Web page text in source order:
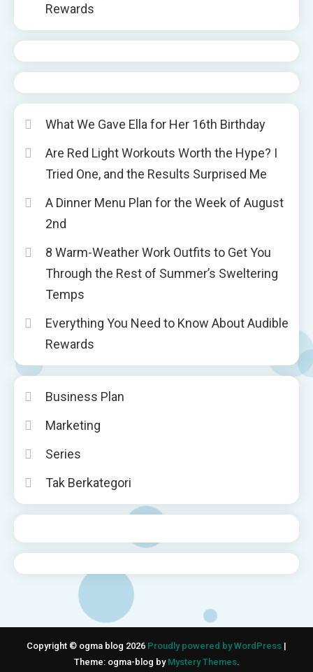
Rewards
What We Gave Ella for Her 16th Birthday
Are Red Light Workouts Worth the Hype? I
Tried One, and the Results Surprised Me
A Dinner Menu Plan for the Week of August
2nd
8 Warm-Weather Work Outfits to Get You
Through the Rest of Summer’s Sweltering
Temps
Everything You Need to Know About Audible
Rewards
Business Plan
Marketing
Series
Tak Berkategori
Copyright © ogma blog 2026 Proudly powered by WordPress |
Theme: ogma-blog by Mystery Themes.